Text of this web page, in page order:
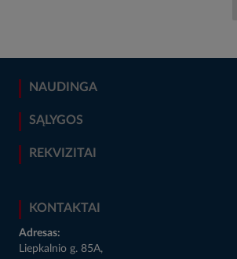
NAUDINGA
SĄLYGOS
REKVIZITAI
KONTAKTAI
Adresas:
Liepkalnio g. 85A,